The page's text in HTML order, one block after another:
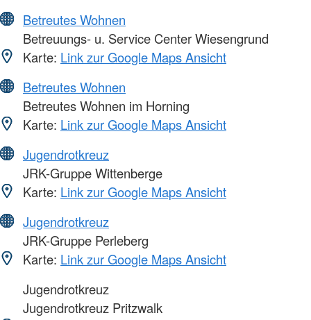
Betreutes Wohnen
Betreuungs- u. Service Center Wiesengrund
Karte: Link zur Google Maps Ansicht
Betreutes Wohnen
Betreutes Wohnen im Horning
Karte: Link zur Google Maps Ansicht
Jugendrotkreuz
JRK-Gruppe Wittenberge
Karte: Link zur Google Maps Ansicht
Jugendrotkreuz
JRK-Gruppe Perleberg
Karte: Link zur Google Maps Ansicht
Jugendrotkreuz
Jugendrotkreuz Pritzwalk